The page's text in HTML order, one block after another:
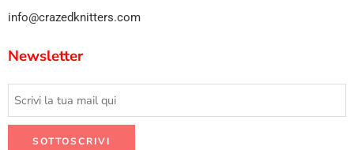
info@crazedknitters.com
Newsletter